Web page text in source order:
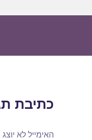
כתיבת
האימייל לא